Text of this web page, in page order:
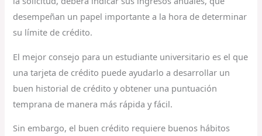
desempeñan un papel importante a la hora de determinar
su límite de crédito.
El mejor consejo para un estudiante universitario es el que
una tarjeta de crédito puede ayudarlo a desarrollar un
buen historial de crédito y obtener una puntuación
temprana de manera más rápida y fácil.
Sin embargo, el buen crédito requiere buenos hábitos